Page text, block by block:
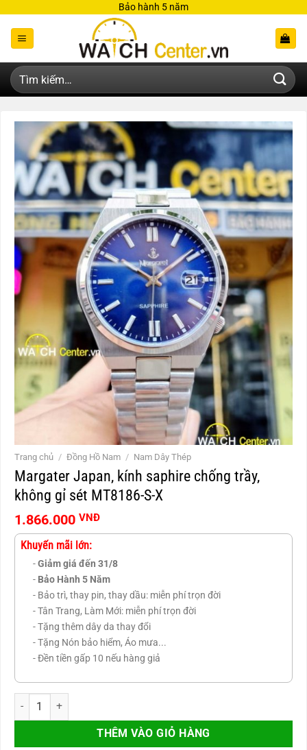
qua
dung
Bảo hành 5 năm
Tìm
kiếm:
Trang chủ / Đồng Hồ Nam / Nam Dây Thép
Margater Japan, kính saphire chống trầy,
không gỉ sét MT8186-S-X
1.866.000 VNĐ
Khuyến mãi lớn:
-Giảm giá đến 31/8
- Bảo Hành 5 Năm
- Bảo trì, thay pin, thay dầu: miễn phí trọn đời
- Tân Trang, Làm Mới: miễn phí trọn đời
- Tặng thêm dây da thay đổi
- Tặng Nón bảo hiểm, Áo mưa...
- Đền tiền gấp 10 nếu hàng giả
Margater Japan, kính saphire chống trầy, không gỉ sét MT8186-S-
THÊM VÀO GIỎ HÀNG